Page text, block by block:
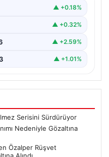
müzik klibinde… ▲ +0.18%
▲ +0.32%
▲ +2.59%
▲ +1.01%
Serisini Sürdürüyor
Nedeniyle Gözaltına
Özalper Rüşvet
Alındı